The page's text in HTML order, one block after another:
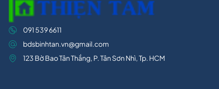
091 539 6611
bdsbinhtan.vn@gmail.com
123 Bờ Bao Tân Thắng, P. Tân Sơn Nhì, Tp. HCM